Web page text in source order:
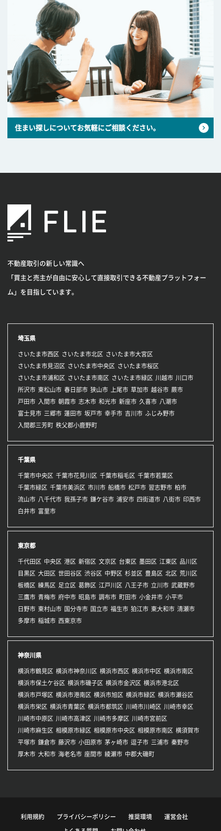
住まい探しについてお気軽にご相談ください。
不動産取引の新しい常識へ
「買主と売主が自由に安心して直接取引できる不動産プラットフォー
ム」を目指しています。
埼玉県
さいたま市西区 さいたま市北区
さいたま市大宮区
さいたま市見沼区
さいたま市中央区
さいたま市桜区
さいたま市浦和区
さいたま市南区 さいたま市緑区 川越市 川口市
所沢市 東松山市 春日部市 狭山市 上尾市 草加市 越谷市 蕨市
戸田市 入間市 朝霞市 志木市 和光市 新座市 久喜市 八潮市
富士見市 三郷市 蓮田市 坂戸市 幸手市 吉川市 ふじみ野市
入間郡三芳町 秩父郡小鹿野町
千葉県
千葉市中央区 千葉市花見川区 千葉市稲毛区 千葉市若葉区
千葉市緑区 千葉市美浜区 市川市 船橋市 松戸市 習志野市 柏市
流山市 八千代市 我孫子市 鎌ケ谷市 浦安市 四街道市 八街市 印西市
白井市 富里市
東京都
千代田区 中央区 港区 新宿区 文京区 台東区 墨田区 江東区 品川区
目黒区 大田区 世田谷区 渋谷区 中野区 杉並区 豊島区 北区 荒川区
板橋区 練馬区 足立区 葛飾区 江戸川区 八王子市 立川市 武蔵野市
三鷹市 青梅市 府中市 昭島市 調布市 町田市 小金井市 小平市
日野市 東村山市 国分寺市 国立市 福生市 狛江市 東大和市 清瀬市
多摩市 稲城市 西東京市
神奈川県
横浜市鶴見区 横浜市神奈川区 横浜市西区 横浜市中区 横浜市南区
横浜市保土ケ谷区 横浜市磯子区 横浜市金沢区 横浜市港北区
横浜市戸塚区 横浜市港南区 横浜市旭区 横浜市緑区 横浜市瀬谷区
横浜市栄区 横浜市青葉区 横浜市都筑区 川崎市川崎区 川崎市幸区
川崎市中原区 川崎市高津区 川崎市多摩区 川崎市宮前区
川崎市麻生区 相模原市緑区 相模原市中央区 相模原市南区 横須賀市
平塚市 鎌倉市 藤沢市 小田原市 茅ヶ崎市 逗子市 三浦市 秦野市
厚木市 大和市 海老名市 座間市 綾瀬市 中郡大磯町
利用規約 プライバシーポリシー 推奨環境 運営会社